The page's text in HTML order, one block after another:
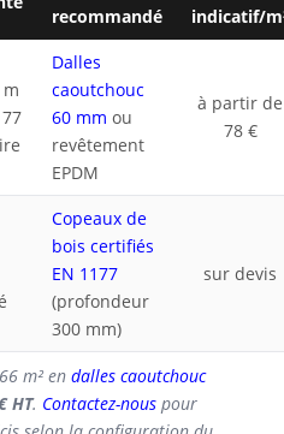
recommandé
indicatif/
m
Dalles
caoutchouc
60 mm ou
revêtement
EPDM
à partir de
78 €
Copeaux de
bois certifiés
EN 1177
(profondeur
300 mm)
sur devis
m² en dalles caoutchouc
HT. Contactez-nous pour